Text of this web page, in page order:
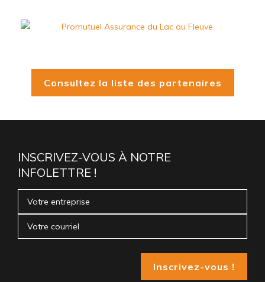
Consultez la liste des partenaires
INSCRIVEZ-VOUS À NOTRE
INFOLETTRE !
Inscrivez-vous !